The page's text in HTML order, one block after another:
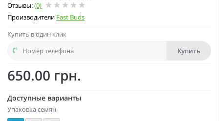
Отзывы:(0)
Производители Fast Buds
Купить в один клик
Купить
650.00 грн.
Доступные варианты
Упаковка семян